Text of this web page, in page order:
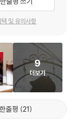
_출간 기념 작가 인터
소설과 달리 범인의
게 추적당하는 범인
다. 주변을 맴돌다가
택 및 유의사항
9
더보기
한줄평 21